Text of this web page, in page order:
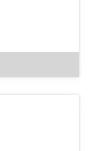
just nu, vänligen